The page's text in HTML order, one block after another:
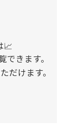
📈
できます。
だけます。